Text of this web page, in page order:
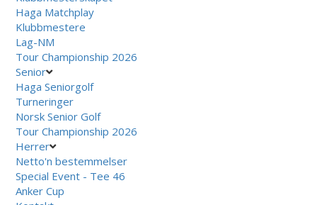
Haga Matchplay
Klubbmestere
Lag-NM
Tour Championship 2026
Senior
Haga Seniorgolf
Turneringer
Norsk Senior Golf
Tour Championship 2026
Herrer
Netto'n bestemmelser
Special Event - Tee 46
Anker Cup